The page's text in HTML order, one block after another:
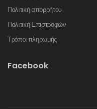
Πολιτική απορρήτου
Πολιτική Επιστροφών
Τρόποι πληρωμής
Facebook